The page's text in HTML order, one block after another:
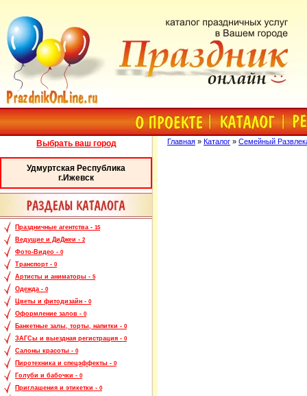
Выбрать ваш город
Удмуртская Республика
г.Ижевск
Праздничные агентства - 15
Ведущие и ДиДжеи - 2
Фото-Видео - 0
Транспорт - 0
Артисты и аниматоры - 5
Одежда - 0
Цветы и фитодизайн - 0
Оформление залов - 0
Банкетные залы, торты, напитки - 0
ЗАГСы и выездная регистрация - 0
Салоны красоты - 0
Пиротехника и спецэффекты - 0
Голуби и бабочки - 0
Приглашения и этикетки - 0
Главная » Каталог » Семейный